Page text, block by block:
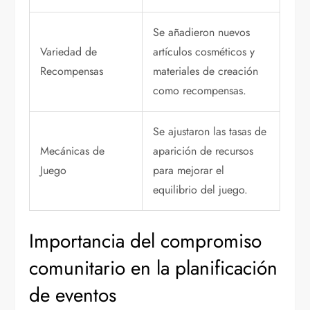
Variedad de
Recompensas
Se añadieron nuevos
artículos cosméticos y
materiales de creación
como recompensas.
Mecánicas de
Juego
Se ajustaron las tasas de
aparición de recursos
para mejorar el
equilibrio del juego.
Importancia del compromiso
comunitario en la planificación
de eventos